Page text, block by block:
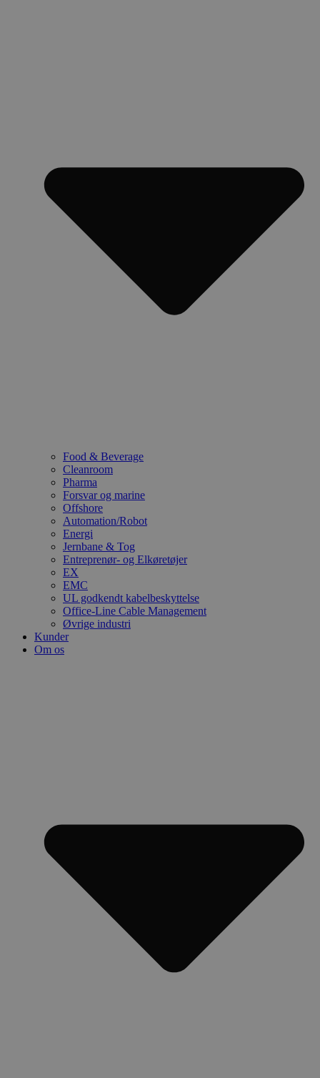
Food & Beverage
Cleanroom
Pharma
Forsvar og marine
Offshore
Automation/Robot
Energi
Jernbane & Tog
Entreprenør- og Elkøretøjer
EX
EMC
UL godkendt kabelbeskyttelse
Office-Line Cable Management
Øvrige industri
Kunder
Om os